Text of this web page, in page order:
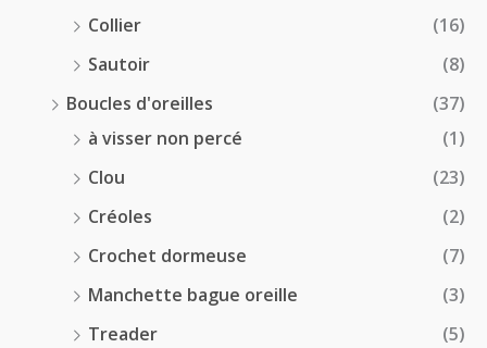
Collier
(16)
Sautoir
(8)
Boucles d'oreilles
(37)
à visser non percé
(1)
Clou
(23)
Créoles
(2)
Crochet dormeuse
(7)
Manchette bague oreille
(3)
Treader
(5)